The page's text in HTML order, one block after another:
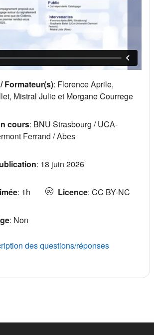
Formateur(s): Florence Aprile,
Mistral Julie et Morgane Courrege
cours: BNU Strasbourg / UCA-
Ferrand / Abes
: 18 juin 2026
: 1h Licence: CC BY-NC
: Non
des questions/réponses